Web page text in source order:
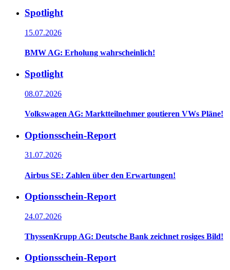
Spotlight
15.07.2026
BMW AG: Erholung wahrscheinlich!
Spotlight
08.07.2026
Volkswagen AG: Marktteilnehmer goutieren VWs Pläne!
Optionsschein-Report
31.07.2026
Airbus SE: Zahlen über den Erwartungen!
Optionsschein-Report
24.07.2026
ThyssenKrupp AG: Deutsche Bank zeichnet rosiges Bild!
Optionsschein-Report